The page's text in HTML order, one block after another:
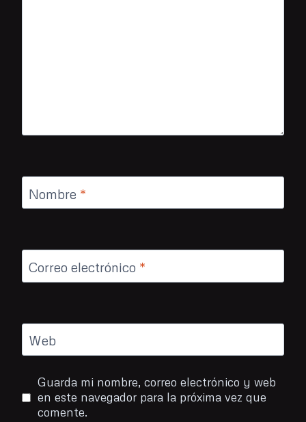
Nombre *
Correo electrónico *
Web
Guarda mi nombre, correo electrónico y web
en este navegador para la próxima vez que
comente.